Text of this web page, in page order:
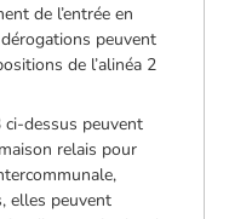
de l’entrée en
peuvent
de l’alinéa 2
ci-dessus peuvent
relais pour
elles peuvent